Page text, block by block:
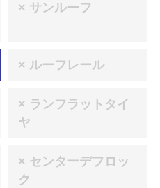
× サンルーフ
× ルーフレール
× ランフラットタイ
ヤ
× センターデフロッ
ク